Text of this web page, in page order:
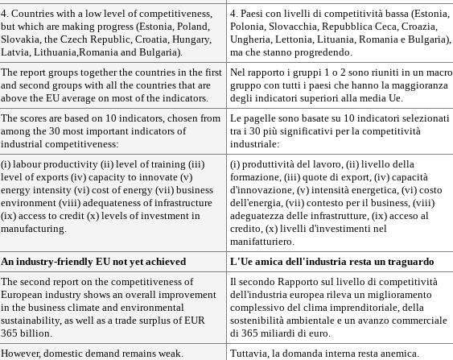
4. Countries with a low level of competitiveness,
but which are making progress (Estonia, Poland,
Slovakia, the Czech Republic, Croatia, Hungary,
Latvia, Lithuania,Romania and Bulgaria).
4. Paesi con livelli di competitività bassa (Estonia,
Polonia, Slovacchia, Repubblica Ceca, Croazia,
Ungheria, Lettonia, Lituania, Romania e Bulgaria),
ma che stanno progredendo.
The report groups together the countries in the first
and second groups with all the countries that are
above the EU average on most of the indicators.
Nel rapporto i gruppi 1 o 2 sono riuniti in un macro
gruppo con tutti i paesi che hanno la maggioranza
degli indicatori superiori alla media Ue.
The scores are based on 10 indicators, chosen from
among the 30 most important indicators of
industrial competitiveness:
Le pagelle sono basate su 10 indicatori selezionati
tra i 30 più significativi per la competitività
industriale:
(i) labour productivity (ii) level of training (iii)
level of exports (iv) capacity to innovate (v)
energy intensity (vi) cost of energy (vii) business
environment (viii) adequateness of infrastructure
(ix) access to credit (x) levels of investment in
manufacturing.
(i) produttività del lavoro, (ii) livello della
formazione, (iii) quote di export, (iv) capacità
d'innovazione, (v) intensità energetica, (vi) costo
dell'energia, (vii) contesto per il business, (viii)
adeguatezza delle infrastrutture, (ix) acceso al
credito, (x) livelli d'investimenti nel
manifatturiero.
An industry-friendly EU not yet achieved
L'Ue amica dell'industria resta un traguardo
The second report on the competitiveness of
European industry shows an overall improvement
in the business climate and environmental
sustainability, as well as a trade surplus of EUR
365 billion.
Il secondo Rapporto sul livello di competitività
dell'industria europea rileva un miglioramento
complessivo del clima imprenditoriale, della
sostenibilità ambientale e un avanzo commerciale
di 365 miliardi di euro.
However, domestic demand remains weak.
Tuttavia, la domanda interna resta anemica.